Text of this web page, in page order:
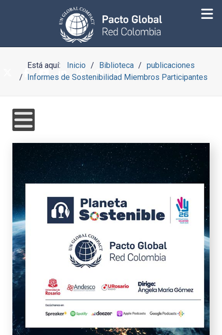
Está aquí: Inicio Biblioteca
publicaciones
Informes de Sostenibilidad Miembros Participantes